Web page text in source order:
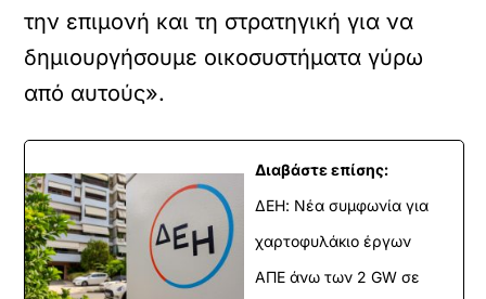
την επιμονή και τη στρατηγική για να
δημιουργήσουμε οικοσυστήματα γύρω
από αυτούς».
Διαβάστε επίσης:
ΔΕΗ: Νέα συμφωνία για
χαρτοφυλάκιο έργων
ΑΠΕ άνω των 2 GW σε